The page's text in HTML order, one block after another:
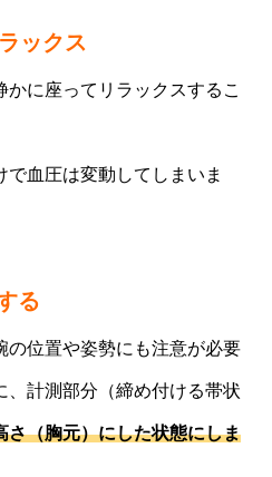
ックス
かに座ってリラックスするこ
血圧は変動してしまいま
る
の位置や姿勢にも注意が必要
、計測部分（締め付ける帯状
さ（胸元）にした状態にしま